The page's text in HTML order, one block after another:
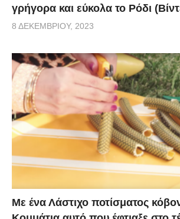
γρήγορα και εύκολα το Ρόδι
8 ΔΕΚΕΜΒΡΊΟΥ, 2023
Με ένα Λάστιχο ποτίσματος